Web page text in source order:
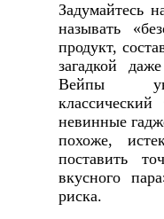
Задумайтесь
называть
продукт,
загадкой
Вейпы
невинные
похоже,
поставить
вкусного
риска.